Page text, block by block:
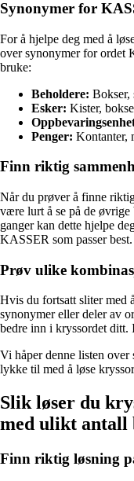
Synonymer for
For å hjelpe deg med å
over synonymer for ordet
bruke:
Beholdere: Bokser,
Esker: Kister,
Penger: Kontanter,
Finn riktig
Når du prøver å finne
være lurt å se på de øvrige
ganger kan dette hjelpe
KASSER som passer best.
Prøv ulike
Hvis du fortsatt sliter med
synonymer eller deler av
bedre inn i kryssordet
Vi håper denne listen
lykke til med å løse
Slik løser du
med ulikt antall
Finn riktig løsning